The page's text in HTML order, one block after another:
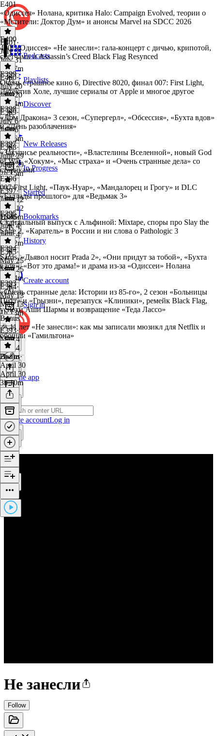
Podcasts
Playlists
Discover
New Releases
In Progress
Starred
Bookmarks
History
Create account
Sign in
Get the app
Create accountLog in
Не занесли
Follow
E401
«Одиссея» Нолана, критика Halo: Campaign Evolved, теории о
«Мстители: Доктор Дум» и анонсы Marvel на SDCC 2026
E401·
July 31
July 31
1h 57m
E400
400! «Одиссея» «Не занесли»: гала-концерт с дичью, крипотой,
скетчами и Assassin’s Creed Black Flag Resynced
E400·
July 20
July 20
1h 54m
E399
Очень страшное кино 6, Directive 8020, финал 007: First Light,
Детектив Холе, лучшие сериалы от Apple и многое другое
E399·
July 6
July 6
1h 46m
E398
«Дом Дракона» 3 сезон, «Супергерл», «Обсессия», «Бухта вдов»
и «День разоблачения»
E398·
June 29
June 29
2h 15m
E397
«Закулисье реальности», «Властелины Вселенной», новый God
of War, «Хокум», «Мыс страха» и «Очень странные дела» со
стариками
E397·
June 12
June 12
1h 45m
E396
007 First Light, «Паук-Нуар», «Мандалорец и Грогу» и DLC
«Баллады прошлого» для «Ведьмак 3»
E396·
June 4
June 4
2h 22m
E395
Скандальный выпуск с Альфиной: Mixtape, споры про Slay the
Spire 2, «Каратель» в России и ни слова о Pathologic 3
E395·
May 25
May 25
1h 24m
E394
Saros, «Дьявол носит Prada 2», «Они придут за тобой», «Бухта
вдов», «Вот это драма!» и драма из-за «Одиссеи» Нолана
E394·
May 13
May 13
1h 13m
E393
«Очень странные дела: Истории из 85-го», 2 сезон «Больницы
Питт» и «Грызни», перезапуск «Клиники», ремейк Black Flag,
успехи Аши Шармы и возвращение «Теда Лассо»
E393·
May 4
May 4
2h 7m
Bonus
🎉 11 лет «Не занесли»: как мы записали мюзикл для Netflix и
обошли «Гамильтона»
Bonus·
April 30
April 30
3h 10m